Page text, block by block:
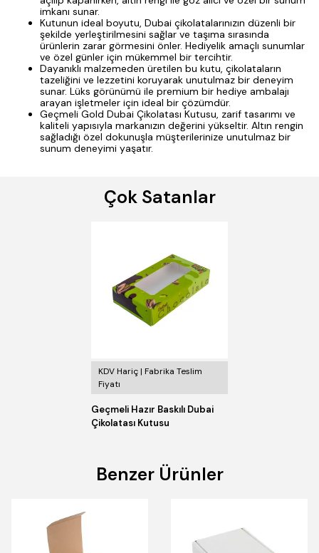
imkanı sunar.
Kutunun ideal boyutu, Dubai çikolatalarınızın düzenli bir
şekilde yerleştirilmesini sağlar ve taşıma sırasında
ürünlerin zarar görmesini önler. Hediyelik amaçlı sunumlar
ve özel günler için mükemmel bir tercihtir.
Dayanıklı malzemeden üretilen bu kutu, çikolataların
tazeliğini ve lezzetini koruyarak unutulmaz bir deneyim
sunar. Lüks görünümü ile premium bir hediye ambalajı
arayan işletmeler için ideal bir çözümdür.
Geçmeli Gold Dubai Çikolatası Kutusu, zarif tasarımı ve
kaliteli yapısıyla markanızın değerini yükseltir. Altın rengin
sağladığı özel dokunuşla müşterilerinize unutulmaz bir
sunum deneyimi yaşatır.
Çok Satanlar
KDV Hariç | Fabrika Teslim
Fiyatı
Geçmeli Hazır Baskılı Dubai
Çikolatası Kutusu
Benzer Ürünler